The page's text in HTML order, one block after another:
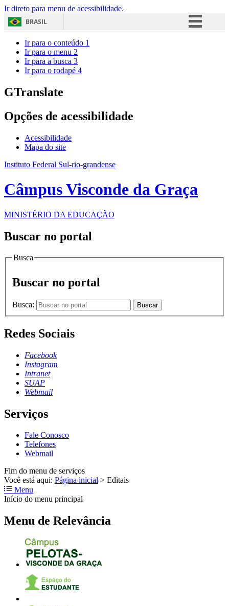
Ir direto para menu de acessibilidade.
BRASIL
Ir para o conteúdo 1
Ir para o menu 2
Ir para a busca 3
Ir para o rodapé 4
GTranslate
Opções de acessibilidade
Acessibilidade
Mapa do site
Instituto Federal Sul-rio-grandense
Câmpus Visconde da Graça
MINISTÉRIO DA EDUCAÇÃO
Buscar no portal
Busca
Buscar no portal
Busca: Buscar
Redes Sociais
Facebook
Instagram
Intranet
SUAP
Webmail
Serviços
Fale Conosco
Telefones
Webmail
Fim do menu de serviços
Você está aqui: Página inicial > Editais
Menu
Início do menu principal
Menu de Relevância